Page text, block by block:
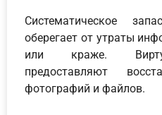
Систематическое
оберегает от утраты
или краже.
предоставляют
фотографий и файлов.